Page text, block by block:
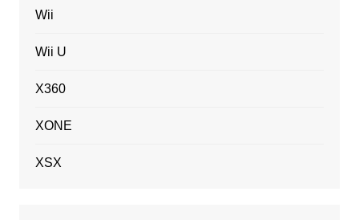
Wii
Wii U
X360
XONE
XSX